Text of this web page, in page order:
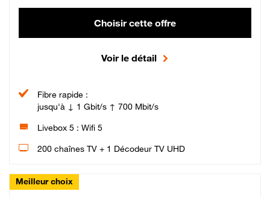
Choisir cette offre
Voir le détail
Fibre rapide :
jusqu'à ↓ 1 Gbit/s ↑ 700 Mbit/s
Livebox 5 : Wifi 5
200 chaînes TV + 1 Décodeur TV UHD
Meilleur choix